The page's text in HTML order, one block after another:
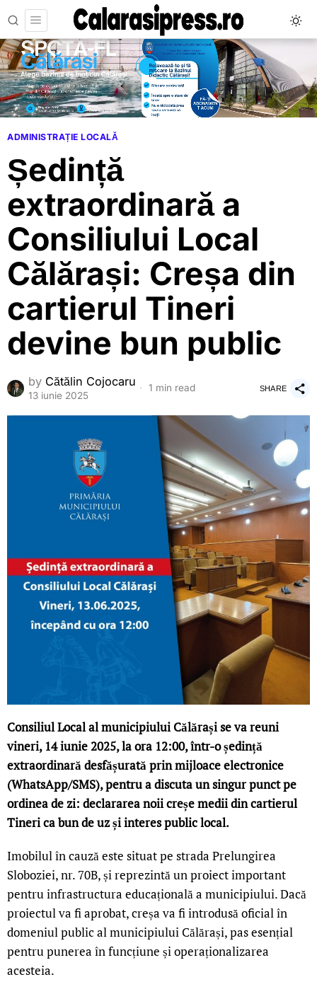
ADMINISTRAȚIE LOCALĂ
Ședință
extraordinară a
Consiliului Local
Călărași: Creșa din
cartierul Tineri
devine bun public
by Cătălin Cojocaru
13 iunie 2025
1 min read SHARE
Consiliul Local al municipiului Călărași se va reuni
vineri, 14 iunie 2025, la ora 12:00, într-o ședință
extraordinară desfășurată prin mijloace electronice
(WhatsApp/SMS), pentru a discuta un singur punct pe
ordinea de zi: declararea noii creșe medii din cartierul
Tineri ca bun de uz și interes public local.
Imobilul în cauză este situat pe strada Prelungirea
Sloboziei, nr. 70B, și reprezintă un proiect important
pentru infrastructura educațională a municipiului. Dacă
proiectul va fi aprobat, creșa va fi introdusă oficial în
domeniul public al municipiului Călărași, pas esențial
pentru punerea în funcțiune și operaționalizarea
acesteia.